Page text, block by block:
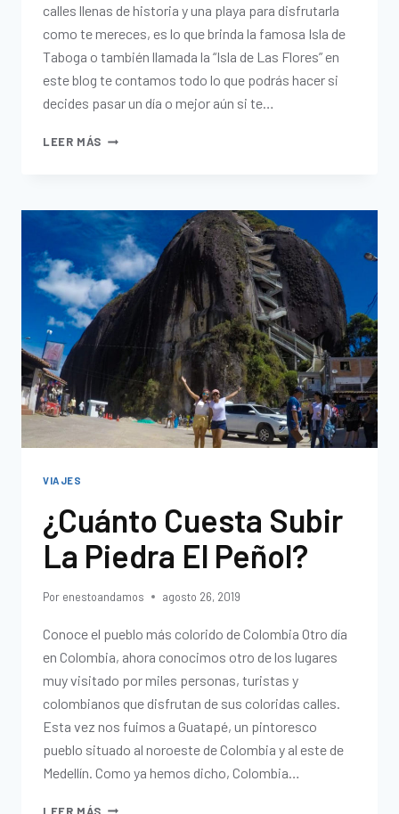
calles llenas de historia y una playa para disfrutarla
como te mereces, es lo que brinda la famosa Isla de
Taboga o también llamada la “Isla de Las Flores” en
este blog te contamos todo lo que podrás hacer si
decides pasar un día o mejor aún si te…
LEER MÁS
VIAJES
¿Cuánto Cuesta Subir
La Piedra El Peñol?
Por enestoandamos agosto 26, 2019
Conoce el pueblo más colorido de Colombia Otro día
en Colombia, ahora conocimos otro de los lugares
muy visitado por miles personas, turistas y
colombianos que disfrutan de sus coloridas calles.
Esta vez nos fuimos a Guatapé, un pintoresco
pueblo situado al noroeste de Colombia y al este de
Medellín. Como ya hemos dicho, Colombia…
LEER MÁS